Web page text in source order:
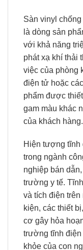
Sàn vinyl
là dòng sản
với khả năng
phát xạ khí thải
việc của phòng
điện tử hoặc
phẩm được
gam màu khác
của khách hàng.
Hiện tượng tĩnh
trong ngành
nghiệp bán
trường y tế.
và tích điện
kiện, các thiết
cơ gây hỏa
trường tĩnh
khỏe của con